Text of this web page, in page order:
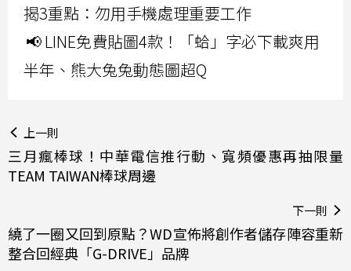
揭3重點：勿用手機處理重要工作
📢 LINE免費貼圖4款！「蛤」字必下載爽用
半年、熊大兔兔動態圖超Q
上一則
三月瘋棒球！中華電信推行動、寬頻優惠再抽限量
TEAM TAIWAN棒球周邊
下一則
繞了一圈又回到原點？WD宣佈將創作者儲存陣容重新
整合回經典「G-DRIVE」品牌